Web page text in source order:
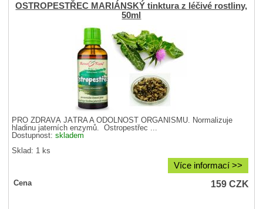
OSTROPESTŘEC MARIÁNSKÝ tinktura z léčivé rostliny,
50ml
PRO ZDRAVÁ JÁTRA A ODOLNOST ORGANISMU. Normalizuje
hladinu jaterních enzymů. Ostropestřec ...
Dostupnost:skladem
Sklad: 1 ks
Více informací >>
Cena 159CZK